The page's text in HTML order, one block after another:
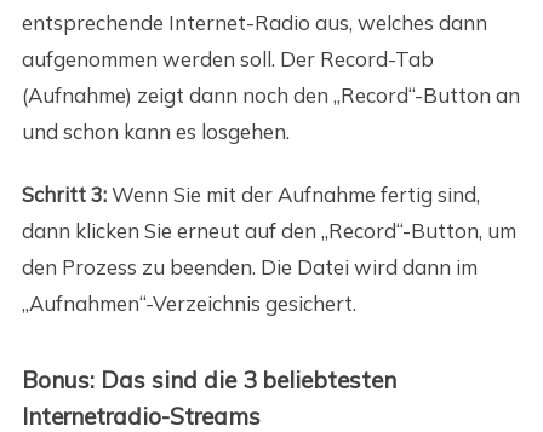
entsprechende Internet-Radio aus, welches dann
aufgenommen werden soll. Der Record-Tab
(Aufnahme) zeigt dann noch den „Record“-Button an
und schon kann es losgehen.
Schritt 3:Wenn Sie mit der Aufnahme fertig sind,
dann klicken Sie erneut auf den „Record“-Button, um
den Prozess zu beenden. Die Datei wird dann im
„Aufnahmen“-Verzeichnis gesichert.
Bonus: Das sind die 3 beliebtesten
Internetradio-Streams